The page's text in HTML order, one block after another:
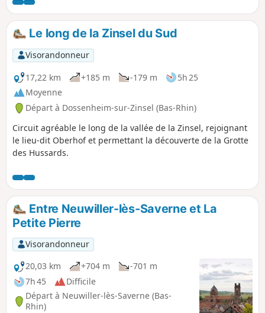
Le long de la Zinsel du Sud
Visorandonneur
17,22 km
+185 m -179 m
5h 25
Moyenne
Départ à Dossenheim-sur-Zinsel (Bas-Rhin)
Circuit agréable le long de la vallée de la Zinsel, rejoignant
le lieu-dit Oberhof et permettant la découverte de la Grotte
des Hussards.
Entre Neuwiller-lès-Saverne et La
Petite Pierre
Visorandonneur
20,03 km
+704 m
-701 m
7h 45
Difficile
Départ à Neuwiller-lès-Saverne (Bas-
Rhin)